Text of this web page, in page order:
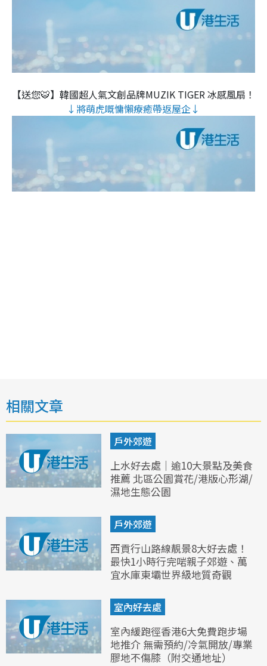
【送您🐯】韓國超人氣文創品牌MUZIK TIGER 冰感風扇！
↓將萌虎嘅慵懶療癒帶返屋企↓
相關文章
戶外郊遊
上水好去處｜逾10大景點及美食
推薦 北區公園賞花/港版心形湖/
濕地生態公園
戶外郊遊
西貢行山路線靚景8大好去處！
最快1小時行完啱親子郊遊、萬
宜水庫東壩世界級地質奇觀
室內好去處
室內緩跑徑香港6大免費跑步場
地推介 無需預約/冷氣開放/專業
膠地不傷膝（附交通地址）